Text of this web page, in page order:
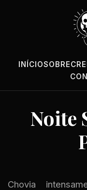
INÍCIOSOBRE
Noite
Chovia